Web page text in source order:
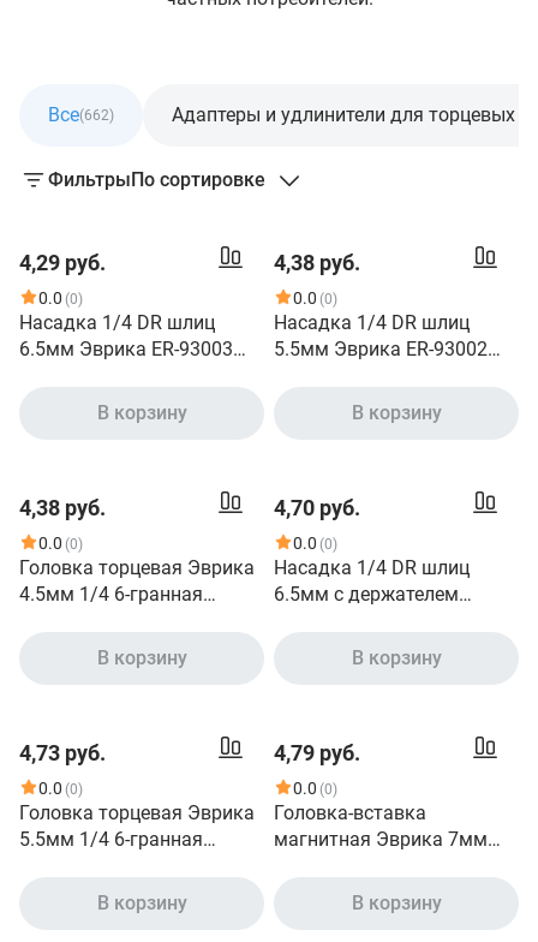
Все(662) Адаптеры и удлинители для торцевых
ФильтрыПо сортировке
4,29 руб.
0.0 (0)
Насадка 1/4 DR шлиц
6.5мм Эврика ER-93003
В корзину
4,38 руб.
0.0 (0)
Насадка 1/4 DR шлиц
5.5мм Эврика ER-93002
В корзину
4,38 руб.
0.0 (0)
Головка торцевая Эврика
4.5мм 1/4 6-гранная
В корзину
4,70 руб.
0.0 (0)
Насадка 1/4 DR шлиц
6.5мм с держателем
В корзину
4,73 руб.
0.0 (0)
Головка торцевая Эврика
5.5мм 1/4 6-гранная
В корзину
4,79 руб.
0.0 (0)
Головка-вставка
магнитная Эврика 7мм
шуруповерта L=45мм ER-
90502 990389
В корзину